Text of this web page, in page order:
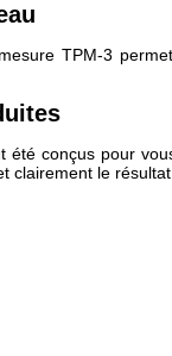
TPM-3
été conçus pour
clairement le